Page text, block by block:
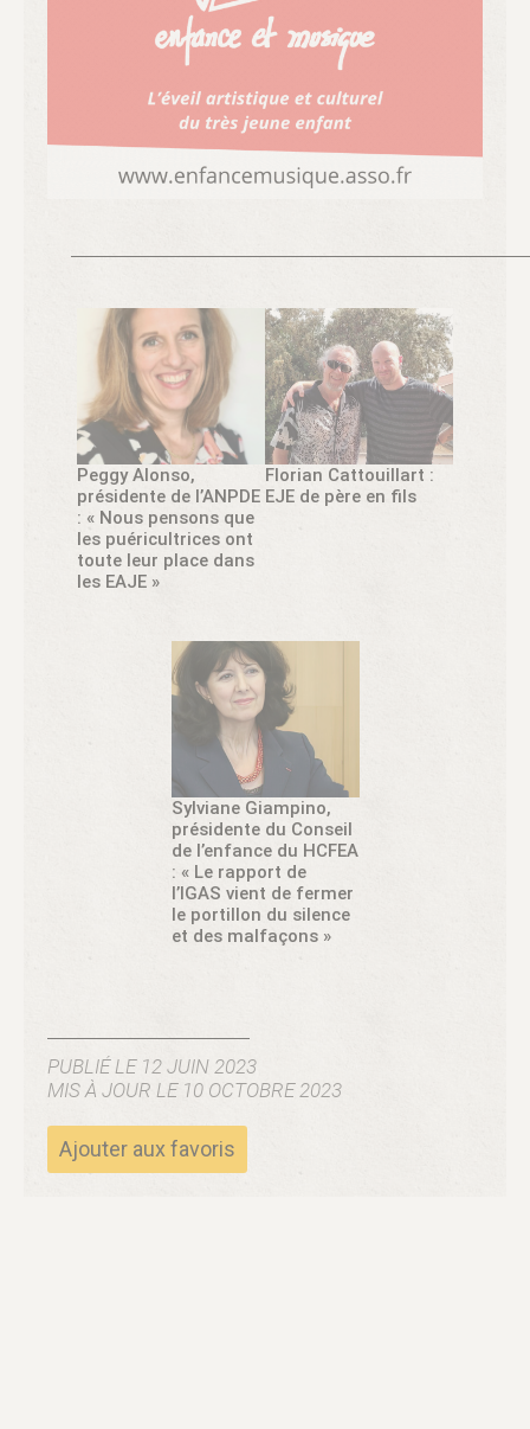
Peggy Alonso,
présidente de l’ANPDE
: « Nous pensons que
les puéricultrices ont
toute leur place dans
les EAJE »
Florian Cattouillart :
EJE de père en fils
Sylviane Giampino,
présidente du Conseil
de l’enfance du HCFEA
: « Le rapport de
l’IGAS vient de fermer
le portillon du silence
et des malfaçons »
PUBLIÉ LE 12 JUIN 2023
MIS À JOUR LE 10 OCTOBRE 2023
Ajouter aux favoris